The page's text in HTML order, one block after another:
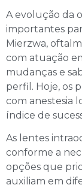
A evolução da
importantes
Mierzwa,
com atuação
mudanças e
perfil. Hoje, os
com anestesia
índice de
As lentes
conforme a
opções que
auxiliam em